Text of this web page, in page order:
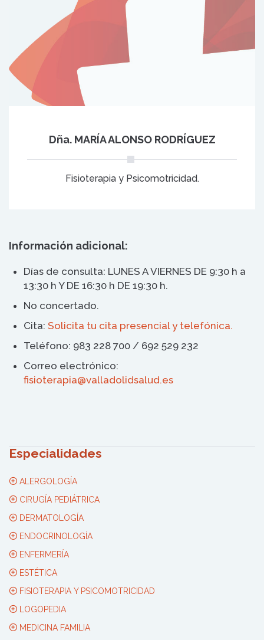
Dña. MARÍA ALONSO RODRÍGUEZ
Fisioterapia y Psicomotricidad.
Información adicional:
Días de consulta: LUNES A VIERNES DE 9:30 h a
13:30 h Y DE 16:30 h DE 19:30 h.
No concertado.
Cita: Solicita tu cita presencial y telefónica.
Teléfono: 983 228 700 / 692 529 232
Correo electrónico:
fisioterapia@valladolidsalud.es
Especialidades
ALERGOLOGÍA
CIRUGÍA PEDIÁTRICA
DERMATOLOGÍA
ENDOCRINOLOGÍA
ENFERMERÍA
ESTÉTICA
FISIOTERAPIA Y PSICOMOTRICIDAD
LOGOPEDIA
MEDICINA FAMILIA